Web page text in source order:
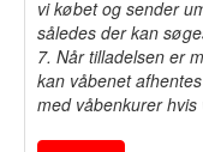
vi købet og sender
således der kan
7. Når tilladelsen er
kan våbenet
med våbenkurer hvis